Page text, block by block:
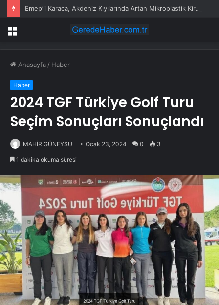
Emep’li Karaca, Akdeniz Kıyılarında Artan Mikroplastik Kirliliği TBMM Gündemine Taşıdı
Menü
Anasayfa / Haber
Haber
2024 TGF Türkiye Golf Turu
Seçim Sonuçları Sonuçlandı
MAHİR GÜNEYSU Ocak 23, 2024 0 3
1 dakika okuma süresi